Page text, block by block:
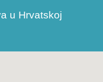
u Hrvatskoj